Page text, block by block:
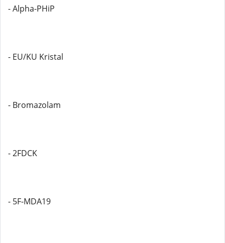
- Alpha-PHiP
- EU/KU Kristal
- Bromazolam
- 2FDCK
- 5F-MDA19